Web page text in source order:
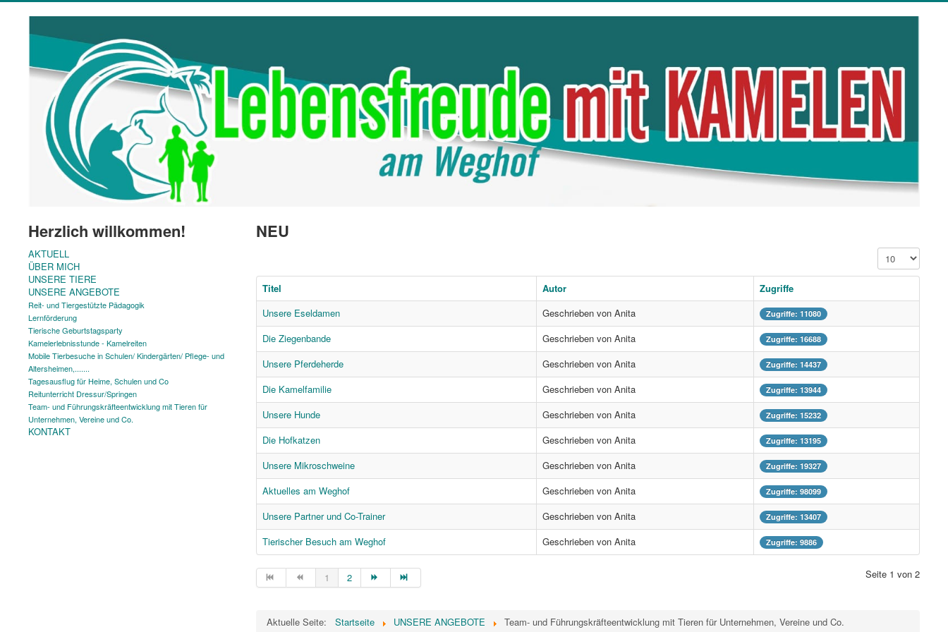
Herzlich willkommen!
AKTUELL
ÜBER MICH
UNSERE TIERE
UNSERE ANGEBOTE
Reit- und Tiergestützte Pädagogik
Lernförderung
Tierische Geburtstagsparty
Kamelerlebnisstunde - Kamelreiten
Mobile Tierbesuche in Schulen/ Kindergärten/ Pflege- und
Altersheimen,.......
Tagesausflug für Heime, Schulen und Co
Reitunterricht Dressur/Springen
Team- und Führungskräfteentwicklung mit Tieren für
Unternehmen, Vereine und Co.
KONTAKT
NEU
Anzeige #
Titel Autor
Zugriffe
Unsere Eseldamen
Geschrieben von Anita Zugriffe: 11080
Die Ziegenbande Geschrieben von Anita Zugriffe: 16688
Unsere Pferdeherde Geschrieben von Anita Zugriffe: 14437
Die Kamelfamilie Geschrieben von Anita Zugriffe: 13944
Unsere Hunde Geschrieben von Anita Zugriffe: 15232
Die Hofkatzen Geschrieben von Anita Zugriffe: 13195
Unsere Mikroschweine Geschrieben von Anita Zugriffe: 19327
Aktuelles am Weghof Geschrieben von Anita Zugriffe: 98099
Unsere Partner und Co-Trainer Geschrieben von Anita Zugriffe: 13407
Tierischer Besuch am Weghof Geschrieben von Anita Zugriffe: 9886
Seite 1 von 2
1 2
Aktuelle Seite: Startseite UNSERE ANGEBOTE Team- und Führungskräfteentwicklung mit Tieren für Unternehmen, Vereine und Co.